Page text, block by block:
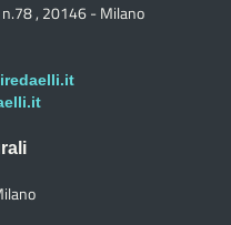
, 20146 - Milano